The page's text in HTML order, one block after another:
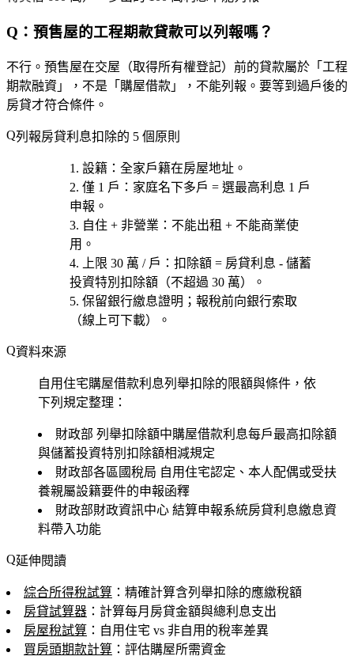
Q：預售屋的工程期款貸款可以列報嗎？
不行。預售屋在交屋（取得所有權登記）前的貸款屬於「工程
期款融資」，不是「購屋借款」，不能列報。要等到 過戶後的
房貸才符合條件。
列報房貸利息扣除的 5 個原則
設籍 ：全家戶籍在房屋地址。
僅 1 戶 ：家庭名下多戶 = 選最高利息 1 戶
申報。
自住 + 非營業 ：不能出租 + 不能商業使
用。
上限 30 萬 / 戶 ：扣除額 = 房貸利息 - 儲蓄
投資特別扣除額（不超過 30 萬）。
保留銀行繳息證明 ；報稅前向銀行索取
（線上可下載）。
資料來源
自用住宅購屋借款利息列舉扣除的限額與條件，依
下列規定整理：
財政部 列舉扣除額中購屋借款利息每戶最高扣除額
與儲蓄投資特別扣除額相減規定
財政部各區國稅局 自用住宅認定、本人配偶或受扶
養親屬設籍要件的申報函釋
財政部財政資訊中心 結算申報系統房貸利息繳息資
料帶入功能
延伸閱讀
綜合所得稅試算 ：精確計算含列舉扣除的應繳稅額
房貸試算器 ：計算每月房貸金額與總利息支出
房屋稅試算 ：自用住宅 vs 非自用的稅率差異
買房頭期款計算 ：評估購屋所需資金